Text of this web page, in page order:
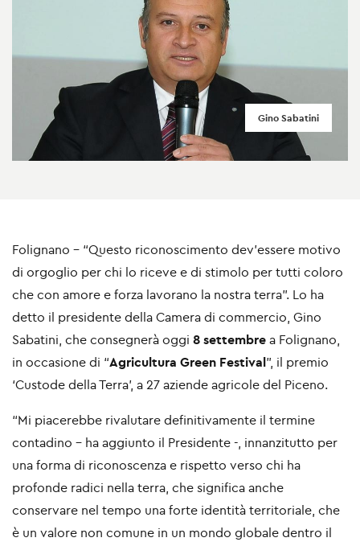
Gino Sabatini
Folignano - “Questo riconoscimento dev’essere motivo
di orgoglio per chi lo riceve e di stimolo per tutti coloro
che con amore e forza lavorano la nostra terra”. Lo ha
detto il presidente della Camera di commercio, Gino
Sabatini, che consegnerà oggi 8 settembre a Folignano,
in occasione di “Agricultura Green Festival”, il premio
‘Custode della Terra’, a 27 aziende agricole del Piceno.
“Mi piacerebbe rivalutare definitivamente il termine
contadino – ha aggiunto il Presidente -, innanzitutto per
una forma di riconoscenza e rispetto verso chi ha
profonde radici nella terra, che significa anche
conservare nel tempo una forte identità territoriale, che
è un valore non comune in un mondo globale dentro il